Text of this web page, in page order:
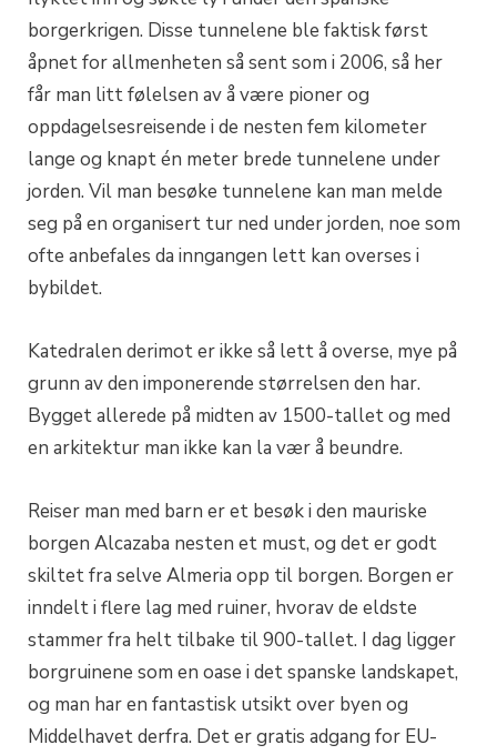
borgerkrigen. Disse tunnelene ble faktisk først
åpnet for allmenheten så sent som i 2006, så her
får man litt følelsen av å være pioner og
oppdagelsesreisende i de nesten fem kilometer
lange og knapt én meter brede tunnelene under
jorden. Vil man besøke tunnelene kan man melde
seg på en organisert tur ned under jorden, noe som
ofte anbefales da inngangen lett kan overses i
bybildet.
Katedralen derimot er ikke så lett å overse, mye på
grunn av den imponerende størrelsen den har.
Bygget allerede på midten av 1500-tallet og med
en arkitektur man ikke kan la vær å beundre.
Reiser man med barn er et besøk i den mauriske
borgen Alcazaba nesten et must, og det er godt
skiltet fra selve Almeria opp til borgen. Borgen er
inndelt i flere lag med ruiner, hvorav de eldste
stammer fra helt tilbake til 900-tallet. I dag ligger
borgruinene som en oase i det spanske landskapet,
og man har en fantastisk utsikt over byen og
Middelhavet derfra. Det er gratis adgang for EU-